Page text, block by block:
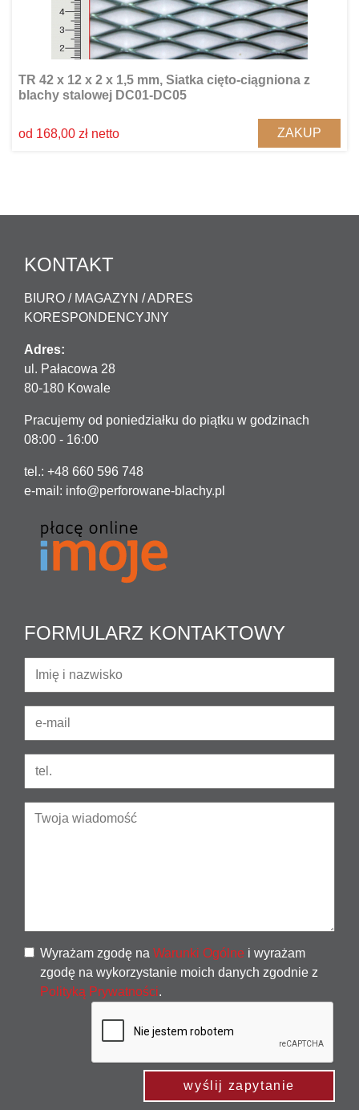
TR 42 x 12 x 2 x 1,5 mm, Siatka cięto-ciągniona z
blachy stalowej DC01-DC05
od 168,00 zł netto ZAKUP
KONTAKT
BIURO / MAGAZYN / ADRES
KORESPONDENCYJNY
Adres:
ul. Pałacowa 28
80-180 Kowale
Pracujemy od poniedziałku do piątku w godzinach
08:00 - 16:00
tel.: +48 660 596 748
e-mail: info@perforowane-blachy.pl
FORMULARZ KONTAKTOWY
Wyrażam zgodę na Warunki Ogólne i wyrażam
zgodę na wykorzystanie moich danych zgodnie z
Polityką Prywatności.
wyślij zapytanie